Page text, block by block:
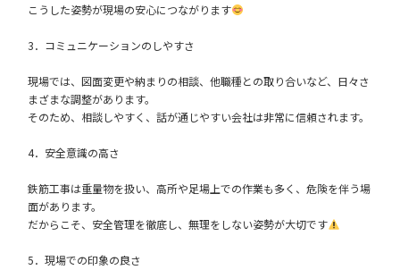
こうした姿勢が現場の安心につながります
3．コミュニケーションのしやすさ
現場では、図面変更や納まりの相談、他職種との取り合いなど、日々さ
まざまな調整があります。
そのため、相談しやすく、話が通じやすい会社は非常に信頼されます。
4．安全意識の高さ
鉄筋工事は重量物を扱い、高所や足場上での作業も多く、危険を伴う場
面があります。
だからこそ、安全管理を徹底し、無理をしない姿勢が大切です
5．現場での印象の良さ